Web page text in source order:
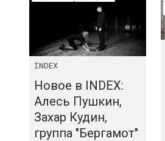
INDEX
Новое в INDEX:
Алесь Пушкин,
Захар Кудин,
группа "Бергамот"